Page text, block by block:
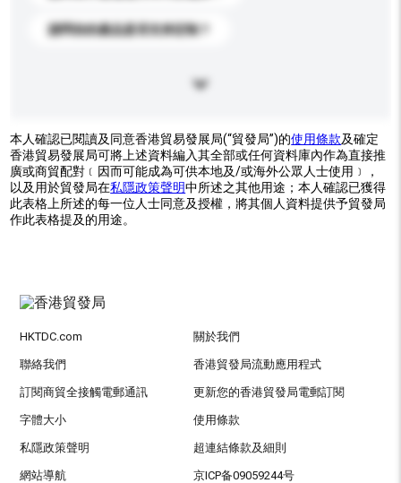
請問你的產品是否支持定制？
本人確認已閱讀及同意香港貿易發展局(“貿發局”)的使用條款及確定
香港貿易發展局可將上述資料編入其全部或任何資料庫內作為直接推
廣或商貿配對﹝因而可能成為可供本地及/或海外公眾人士使用﹞，
以及用於貿發局在私隱政策聲明中所述之其他用途；本人確認已獲得
此表格上所述的每一位人士同意及授權，將其個人資料提供予貿發局
作此表格提及的用途。
HKTDC.com 關於我們
聯絡我們 香港貿發局流動應用程式
訂閱商貿全接觸電郵通訊 更新您的香港貿發局電郵訂閱
字體大小 使用條款
私隱政策聲明 超連結條款及細則
網站導航 京ICP备09059244号